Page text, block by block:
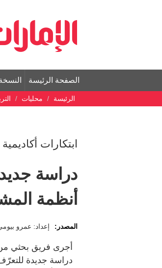
الصفحة الرئيسة
الرئيسة محليات
ابتكارات أكاديمية
دراسة
أنظمة
المصدر: إعداد: عمرو
أجرى فريق بحثي من
دراسة جديدة